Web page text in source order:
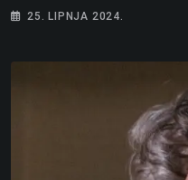
25. LIPNJA 2024.